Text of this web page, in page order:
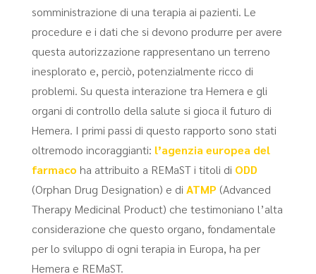
somministrazione di una terapia ai pazienti. Le
procedure e i dati che si devono produrre per avere
questa autorizzazione rappresentano un terreno
inesplorato e, perciò, potenzialmente ricco di
problemi. Su questa interazione tra Hemera e gli
organi di controllo della salute si gioca il futuro di
Hemera. I primi passi di questo rapporto sono stati
oltremodo incoraggianti: l’agenzia europea del
farmaco ha attribuito a REMaST i titoli di ODD
(Orphan Drug Designation) e di ATMP (Advanced
Therapy Medicinal Product) che testimoniano l’alta
considerazione che questo organo, fondamentale
per lo sviluppo di ogni terapia in Europa, ha per
Hemera e REMaST.